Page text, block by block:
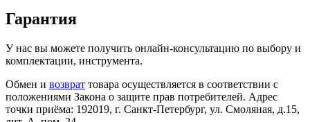
Гарантия
У нас вы можете получить онлайн-консультацию по выбору и
комплектации, инструмента.
Обмен и возврат товара осуществляется в соответствии с
положениями Закона о защите прав потребителей. Адрес
точки приёма: 192019, г. Санкт-Петербург, ул. Смоляная, д.15,